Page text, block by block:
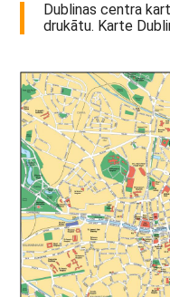
Dublinas centra
drukātu. Karte